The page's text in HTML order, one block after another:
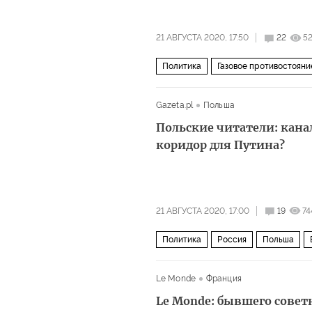
21 АВГУСТА 2020, 17:50 22
Политика Газовое
Gazeta.pl
Польша
Польские читатели:
коридор для Путина?
21 АВГУСТА 2020, 17:00 19
Политика Россия Польша
Le Monde Франция
Le Monde: бывшего